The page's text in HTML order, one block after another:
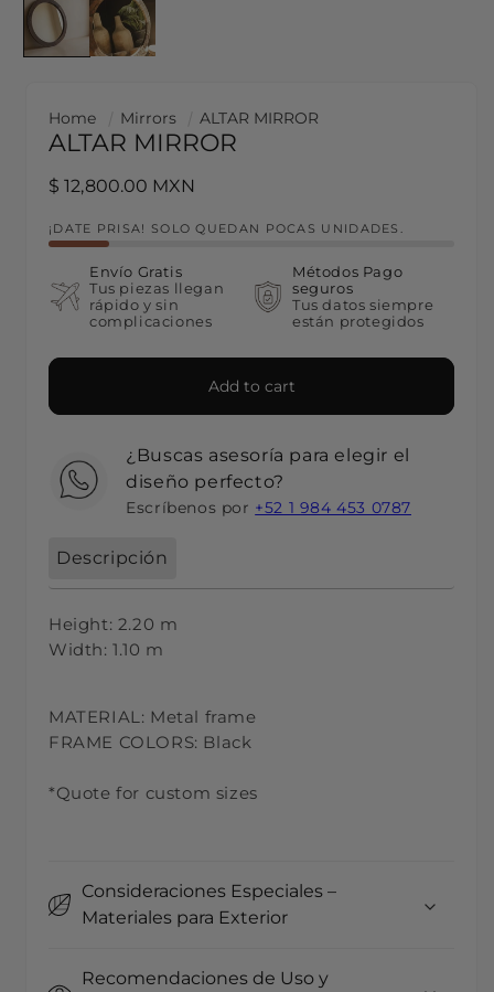
Home Mirrors ALTAR MIRROR
ALTAR MIRROR
Regular price
$ 12,800.00 MXN
¡DATE PRISA! SOLO QUEDAN POCAS UNIDADES.
Envío Gratis
Tus piezas llegan
rápido y sin
complicaciones
Métodos Pago
seguros
Tus datos siempre
están protegidos
Add to cart
¿Buscas asesoría para elegir el
diseño perfecto?
Escríbenos por +52 1 984 453 0787
Descripción
Height: 2.20 m
Width: 1.10 m
MATERIAL: Metal frame
FRAME COLORS: Black
*Quote for custom sizes
Consideraciones Especiales –
Materiales para Exterior
Recomendaciones de Uso y